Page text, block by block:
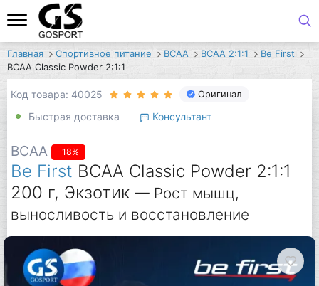
Главная Спортивное питание BCAA BCAA 2:1:1
Be First
BCAA Classic Powder 2:1:1
Код товара: 40025 Оригинал
Быстрая доставка Консультант
BCAA -18%
Be First BCAA Classic Powder 2:1:1
200 г, Экзотик — Рост мышц,
выносливость и восстановление